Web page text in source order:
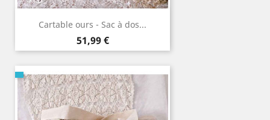
Cartable ours - Sac à dos...
Prix
51,99 €